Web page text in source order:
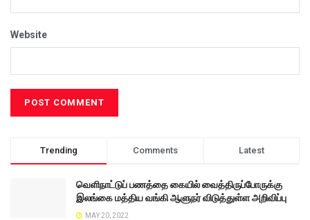
Website
Trending Comments Latest
வெளிநாட்டுப் பணத்தை கையில் வைத்திருப்போருக்கு
இலங்கை மத்திய வங்கி ஆளுநர் விடுத்துள்ள அறிவிப்பு
MAY 20, 2022